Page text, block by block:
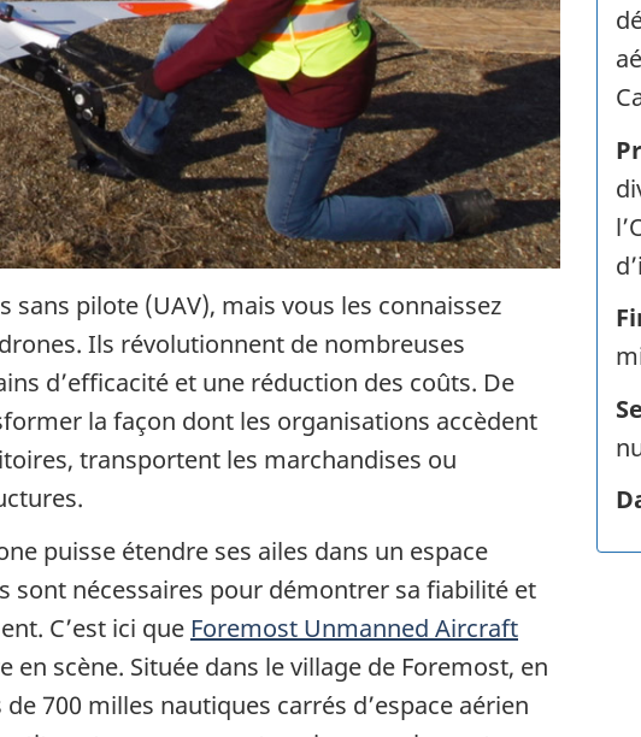
sans pilote (UAV), mais vous les connaissez
Ils révolutionnent de nombreuses
d’efficacité et une réduction des coûts. De
la façon dont les organisations accèdent
transportent les marchandises ou
puisse étendre ses ailes dans un espace
sont nécessaires pour démontrer sa fiabilité et
C’est ici que Foremost Unmanned Aircraft
en scène. Située dans le village de Foremost, en
700 milles nautiques carrés d’espace aérien
t
o
r
y
I
n
o